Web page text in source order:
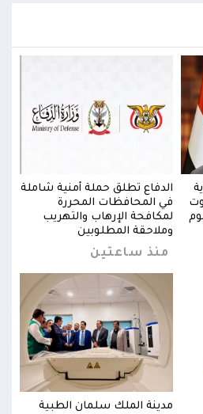
الدفاع تطلق حملة أمنية شاملة
في المحافظات المحررة
لمكافحة الإرهاب والتهريب
وملاحقة المطلوبين
منذ ساعتين
مدينة الملك سلمان الطبية